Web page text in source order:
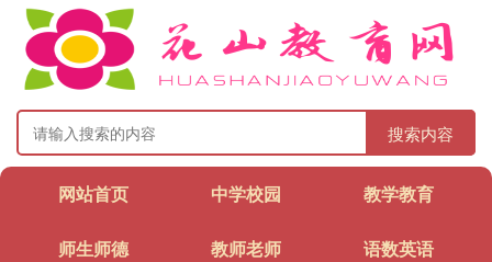
搜索内容
网站首页 中学校园 教学教育
师生师德 教师老师 语数英语